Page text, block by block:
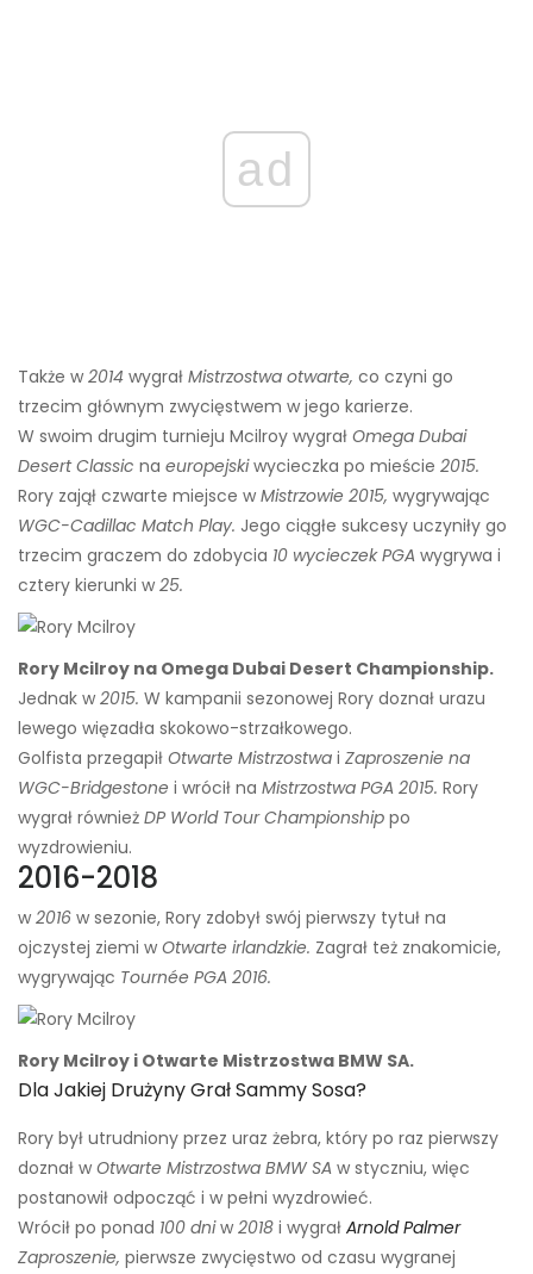
ad
Także w 2014 wygrał Mistrzostwa otwarte, co czyni go
trzecim głównym zwycięstwem w jego karierze.
W swoim drugim turnieju Mcilroy wygrał Omega Dubai
Desert Classic na europejskiwycieczka po mieście 2015.
Rory zajął czwarte miejsce w Mistrzowie 2015, wygrywając
WGC-Cadillac Match Play. Jego ciągłe sukcesy uczyniły go
trzecim graczem do zdobycia 10 wycieczek PGA wygrywa i
cztery kierunki w 25.
Rory Mcilroy na Omega Dubai Desert Championship.
Jednak w 2015. W kampanii sezonowej Rory doznał urazu
lewego więzadła skokowo-strzałkowego.
Golfista przegapił Otwarte Mistrzostwa i Zaproszenie na
WGC-Bridgestone i wrócił na Mistrzostwa PGA 2015. Rory
wygrał również DP World Tour Championship po
wyzdrowieniu.
2016-2018
w 2016 w sezonie, Rory zdobył swój pierwszy tytuł na
ojczystej ziemi w Otwarte irlandzkie. Zagrał też znakomicie,
wygrywając Tournée PGA 2016.
Rory Mcilroy i Otwarte Mistrzostwa BMW SA.
Dla Jakiej Drużyny Grał Sammy Sosa?
Rory był utrudniony przez uraz żebra, który po raz pierwszy
doznał w Otwarte Mistrzostwa BMW SA w styczniu, więc
postanowił odpocząć i w pełni wyzdrowieć.
Wrócił po ponad 100 dniw 2018 i wygrał Arnold Palmer
Zaproszenie, pierwsze zwycięstwo od czasu wygranej